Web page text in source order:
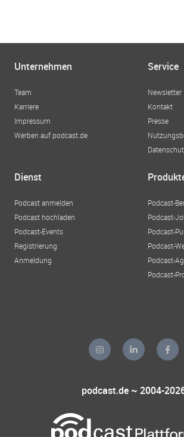
Unternehmen
Team
Karriere
Impressum
Werben auf podcast.de
Service
Newsletter
Kontakt
Presse
Dienst
Podcast anmelden
Podcast hochladen
Podcast-Events
Registrierung
Anmeldung
Podcast-
Podcast-
Podcast-
Podcast-
Podcast-
Podcast-
podcast.de ~ 2004-